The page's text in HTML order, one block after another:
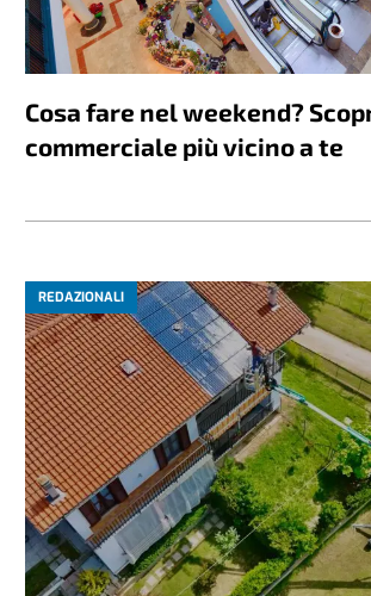
Cosa fare nel weekend?
commerciale più vicino a te
REDAZIONALI